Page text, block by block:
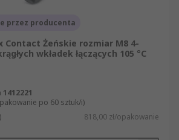
przez producenta
Contact Żeńskie rozmiar M8 4-
wkładek łączących 105 °C
1412221
po 60 sztuk/i)
818,00 zł/opakowanie